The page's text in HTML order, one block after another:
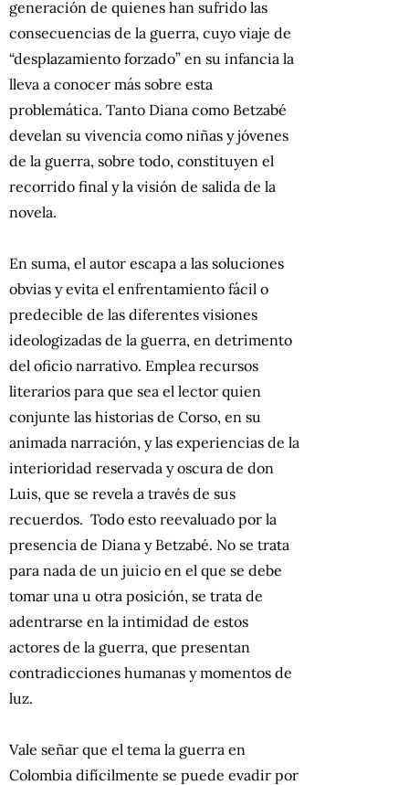
generación de quienes han sufrido las
consecuencias de la guerra, cuyo viaje de
“desplazamiento forzado” en su infancia la
lleva a conocer más sobre esta
problemática. Tanto Diana como Betzabé
develan su vivencia como niñas y jóvenes
de la guerra, sobre todo, constituyen el
recorrido final y la visión de salida de la
novela.
En suma, el autor escapa a las soluciones
obvias y evita el enfrentamiento fácil o
predecible de las diferentes visiones
ideologizadas de la guerra, en detrimento
del oficio narrativo. Emplea recursos
literarios para que sea el lector quien
conjunte las historias de Corso, en su
animada narración, y las experiencias de la
interioridad reservada y oscura de don
Luis, que se revela a través de sus
recuerdos. Todo esto reevaluado por la
presencia de Diana y Betzabé. No se trata
para nada de un juicio en el que se debe
tomar una u otra posición, se trata de
adentrarse en la intimidad de estos
actores de la guerra, que presentan
contradicciones humanas y momentos de
luz.
Vale señar que el tema la guerra en
Colombia difícilmente se puede evadir por